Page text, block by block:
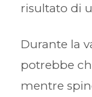
risultato di
Durante la
potrebbe
mentre